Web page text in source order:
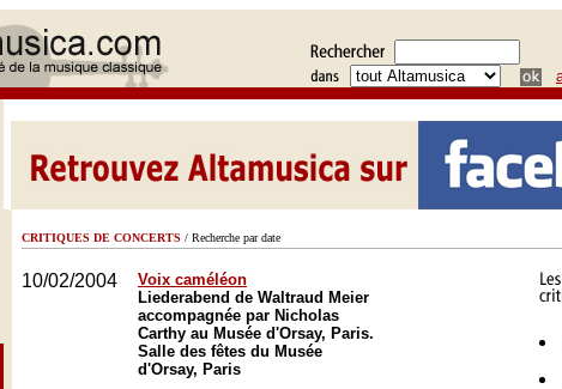
CRITIQUES DE CONCERTS / Recherche par date
10/02/2004
Voix caméléon
Liederabend de Waltraud Meier
accompagnée par Nicholas
Carthy au Musée d'Orsay, Paris.
Salle des fêtes du Musée
d'Orsay, Paris